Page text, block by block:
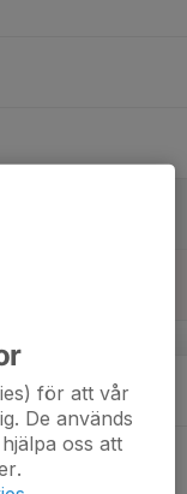
för att vår
De används
oss att